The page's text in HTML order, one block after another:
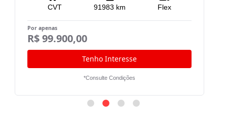
CVT 91983 km Flex
Por apenas
R$ 99.900,00
Tenho Interesse
*Consulte Condições